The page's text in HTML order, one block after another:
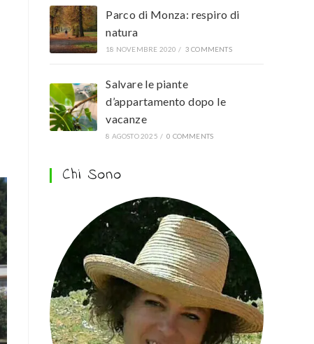
Parco di Monza: respiro di
natura
18 NOVEMBRE 2020 / 3 COMMENTS
Salvare le piante
d’appartamento dopo le
vacanze
8 AGOSTO 2025 / 0 COMMENTS
Chi Sono